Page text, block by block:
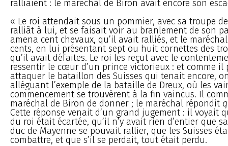
ralliaient : le maréchal de Biron avait encore son
« Le roi attendait sous un pommier, avec sa troupe
ralliât à lui, et se faisait voir au branlement de son
amena cent chevaux, qu’il avait ralliés, et le
cents, en lui présentant sept ou huit cornettes des
qu’il avait défaites. Le roi les reçut avec le
ressentir le cœur d’un prince victorieux : et comme il
attaquer le bataillon des Suisses qui tenait encore,
alléguant l’exemple de la bataille de Dreux, où les
commencement se trouvèrent à la fin vaincus. Il
maréchal de Biron de donner ; le maréchal répondit
Cette réponse venait d’un grand jugement : il voyait
du roi était écartée, qu’il n’y avait rien d’entier que
duc de Mayenne se pouvait rallier, que les Suisses
combattre, et que s’il se perdait, tout était perdu.